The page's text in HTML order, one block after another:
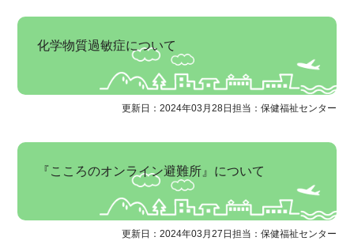
化学物質過敏症について
更新日：2024年03月28日 担当：保健福祉センター
『こころのオンライン避難所』について
更新日：2024年03月27日 担当：保健福祉センター